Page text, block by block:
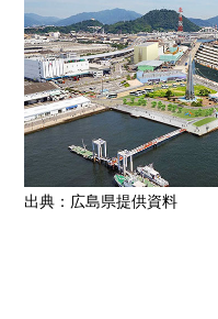
出典：広島県提供資料